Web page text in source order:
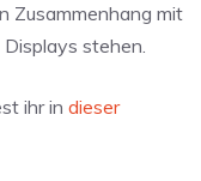
Zusammenhang mit
stehen.
ihr in dieser